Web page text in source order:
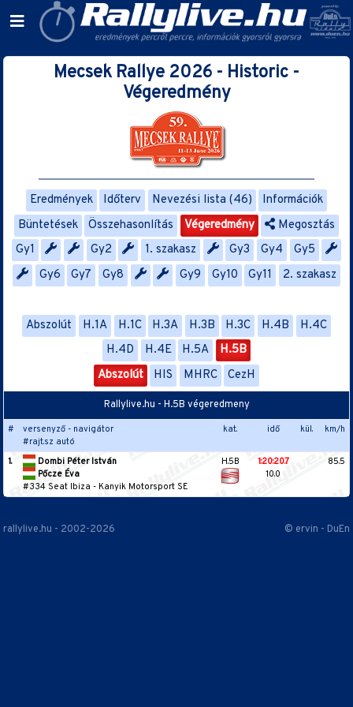
Mecsek Rallye 2026 - Historic -
Végeredmény
Eredmények Időterv Nevezési lista (46)
Információk
Büntetések
Összehasonlítás Végeredmény
Megosztás
Gy1
Gy2 1. szakasz Gy3 Gy4
Gy5
Gy6
Gy7 Gy8 Gy9 Gy10 Gy11 2. szakasz
Abszolút H.1A H.1C H.3A H.3B H.3C H.4B
H.4C
H.4D
H.4E H.5A
H.5B
Abszolút
HIS MHRC CezH
Rallylive.hu - H.5B végeredmeny
#
versenyző - navigátor
#rajt.sz autó
kat. idő kül. km/h
1.
Dombi Péter István
Pőcze Éva
#334 Seat Ibiza - Kanyik Motorsport SE
H.5B
1:20:20.7
10.0
85.5
rallylive.hu - 2002-2026 © ervin - DuEn